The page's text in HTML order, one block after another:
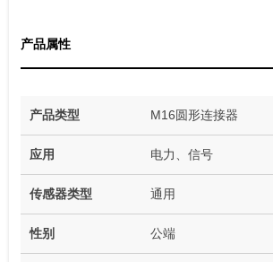
产品属性
产品类型 M16圆形连接器
应用 电力、信号
传感器类型 通用
性别 公端